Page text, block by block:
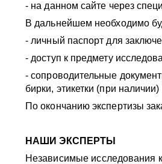
- на данном сайте через
В дальнейшем необходимо
- личный паспорт для
- доступ к предмету
- сопроводительные
бирки, этикетки (при наличии)
По окончанию экспертизы
НАШИ ЭКСПЕРТЫ
Независимые исследования